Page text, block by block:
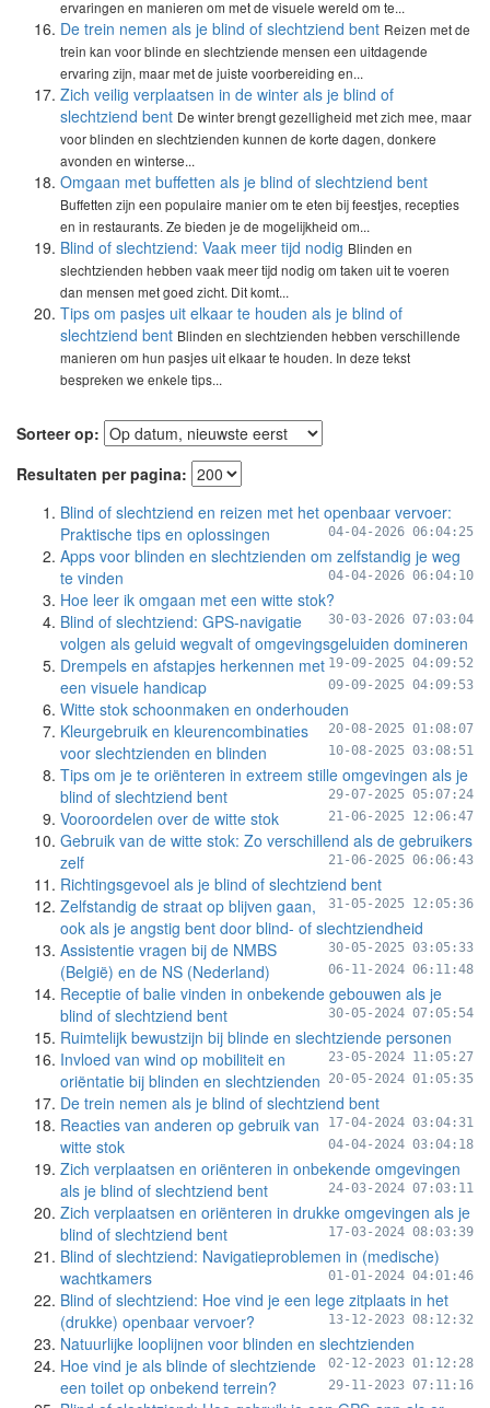
ervaringen en manieren om met de visuele wereld om te...
De trein nemen als je blind of slechtziend bent Reizen met de
trein kan voor blinde en slechtziende mensen een uitdagende
ervaring zijn, maar met de juiste voorbereiding en...
Zich veilig verplaatsen in de winter als je blind of
slechtziend bent De winter brengt gezelligheid met zich mee, maar
voor blinden en slechtzienden kunnen de korte dagen, donkere
avonden en winterse...
Omgaan met buffetten als je blind of slechtziend bent
Buffetten zijn een populaire manier om te eten bij feestjes, recepties
en in restaurants. Ze bieden je de mogelijkheid om...
Blind of slechtziend: Vaak meer tijd nodig Blinden en
slechtzienden hebben vaak meer tijd nodig om taken uit te voeren
dan mensen met goed zicht. Dit komt...
Tips om pasjes uit elkaar te houden als je blind of
slechtziend bent Blinden en slechtzienden hebben verschillende
manieren om hun pasjes uit elkaar te houden. In deze tekst
bespreken we enkele tips...
Sorteer op:
Resultaten per pagina:
Blind of slechtziend en reizen met het openbaar vervoer:
Praktische tips en oplossingen
04-04-2026 06:04:25
Apps voor blinden en slechtzienden om zelfstandig je weg
te vinden
04-04-2026 06:04:10
Hoe leer ik omgaan met een witte stok?
30-03-2026 07:03:04
Blind of slechtziend: GPS-navigatie
volgen als geluid wegvalt of omgevingsgeluiden domineren
19-09-2025 04:09:52
Drempels en afstapjes herkennen met
een visuele handicap
09-09-2025 04:09:53
Witte stok schoonmaken en onderhouden
20-08-2025 01:08:07
Kleurgebruik en kleurencombinaties
voor slechtzienden en blinden
10-08-2025 03:08:51
Tips om je te oriënteren in extreem stille omgevingen als je
blind of slechtziend bent
29-07-2025 05:07:24
Vooroordelen over de witte stok 21-06-2025 12:06:47
Gebruik van de witte stok: Zo verschillend als de gebruikers
zelf
21-06-2025 06:06:43
Richtingsgevoel als je blind of slechtziend bent
31-05-2025 12:05:36
Zelfstandig de straat op blijven gaan,
ook als je angstig bent door blind- of slechtziendheid
30-05-2025 03:05:33
Assistentie vragen bij de NMBS
(België) en de NS (Nederland)
06-11-2024 06:11:48
Receptie of balie vinden in onbekende gebouwen als je
blind of slechtziend bent
30-05-2024 07:05:54
Ruimtelijk bewustzijn bij blinde en slechtziende personen
23-05-2024 11:05:27
Invloed van wind op mobiliteit en
oriëntatie bij blinden en slechtzienden
20-05-2024 01:05:35
De trein nemen als je blind of slechtziend bent
17-04-2024 03:04:31
Reacties van anderen op gebruik van
witte stok
04-04-2024 03:04:18
Zich verplaatsen en oriënteren in onbekende omgevingen
als je blind of slechtziend bent
24-03-2024 07:03:11
Zich verplaatsen en oriënteren in drukke omgevingen als je
blind of slechtziend bent
17-03-2024 08:03:39
Blind of slechtziend: Navigatieproblemen in (medische)
wachtkamers
01-01-2024 04:01:46
Blind of slechtziend: Hoe vind je een lege zitplaats in het
(drukke) openbaar vervoer?
13-12-2023 08:12:32
Natuurlijke looplijnen voor blinden en slechtzienden
02-12-2023 01:12:28
Hoe vind je als blinde of slechtziende
een toilet op onbekend terrein?
29-11-2023 07:11:16